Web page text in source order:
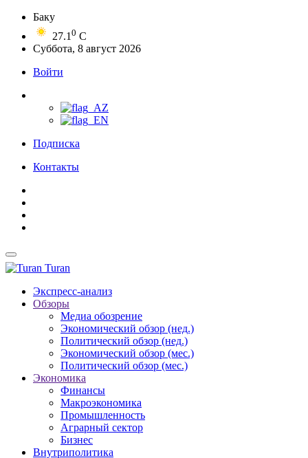
Баку
27.1 0 C
Суббота, 8 август 2026
Войти
Подписка
Контакты
Turan
Экспресс-анализ
Обзоры
Медиа обозрение
Экономический обзор (нед.)
Политический обзор (нед.)
Экономический обзор (мес.)
Политический обзор (мес.)
Экономика
Финансы
Макроэкономика
Промышленность
Аграрный сектор
Бизнес
Внутриполитика